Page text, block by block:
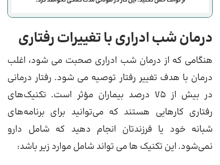
درمان شب ادراری با تغییرات رفتاری
هنگامی که از درمان شب ادراری صحبت می شود، اغلب
درمان با هدف تغییر رفتار توصیه می شود. رفتار درمانی
در بیش از 75 درصد بیماران مؤثر است. تکنیک‌های
رفتاری کارهایی هستند که می‌توانید برای برنامه‌های
شبانه خود یا فرزندتان انجام دهید که شامل دارو
نمی‌شود. این تکنیک ها می تواند شامل موارد زیر باشد: